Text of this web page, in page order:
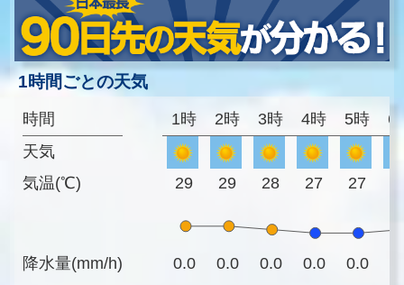
1時間ごとの天気
時間
天気
気温(℃)
降水量(mm/h)
1時 2時 3時 4時 5時 6
29 29 28 27 27
0.0 0.0 0.0 0.0 0.0